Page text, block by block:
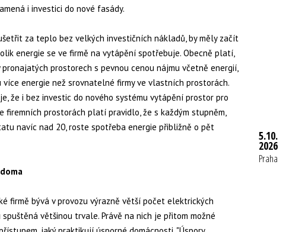
i investici do nové fasády.
za teplo bez velkých investičních nákladů, by měly začít
energie se ve firmě na vytápění spotřebuje. Obecně platí,
pronajatých prostorech s pevnou cenou nájmu včetně energií,
energie než srovnatelné firmy ve vlastních prostorách.
že i bez investic do nového systému vytápění prostor pro
firemních prostorách platí pravidlo, že s každým stupněm,
navíc nad 20, roste spotřeba energie přibližně o pět
firmě bývá v provozu výrazně větší počet elektrických
většinou trvale. Právě na nich je přitom možné
5.10.
2026
Praha